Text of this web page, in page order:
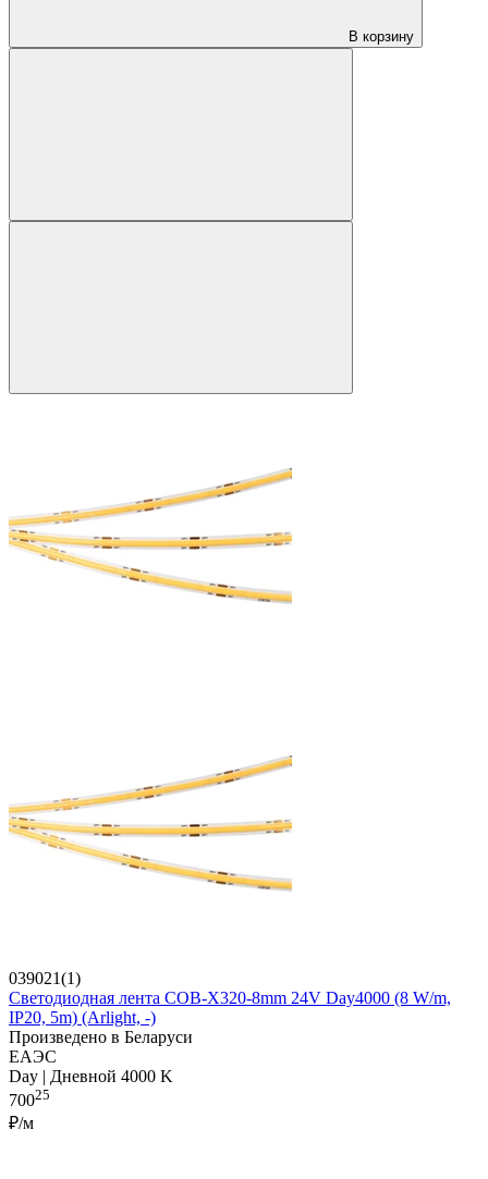
В корзину
039021(1)
Светодиодная лента COB-X320-8mm 24V Day4000 (8 W/m,
IP20, 5m) (Arlight, -)
Произведено в Беларуси
ЕАЭС
Day | Дневной 4000 K
70025
₽/м